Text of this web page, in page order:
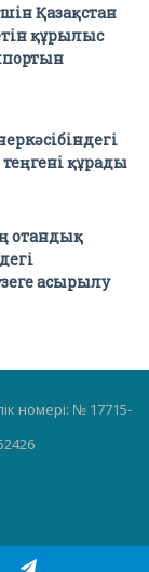
Қазақстан
құрылыс
құрады
отандық
асырылу
номері: № 17715-